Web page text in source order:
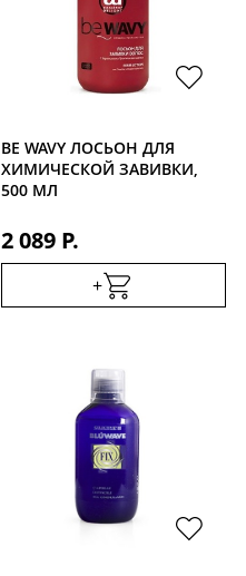
BE WAVY ЛОСЬОН ДЛЯ
ХИМИЧЕСКОЙ ЗАВИВКИ,
500 МЛ
2 089 Р.
+